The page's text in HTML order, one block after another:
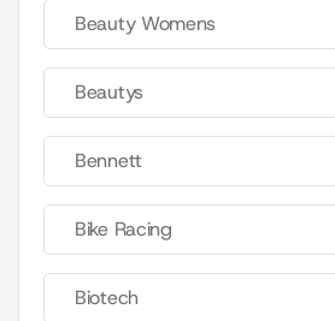
Beauty Womens
Beautys
Bennett
Bike Racing
Biotech